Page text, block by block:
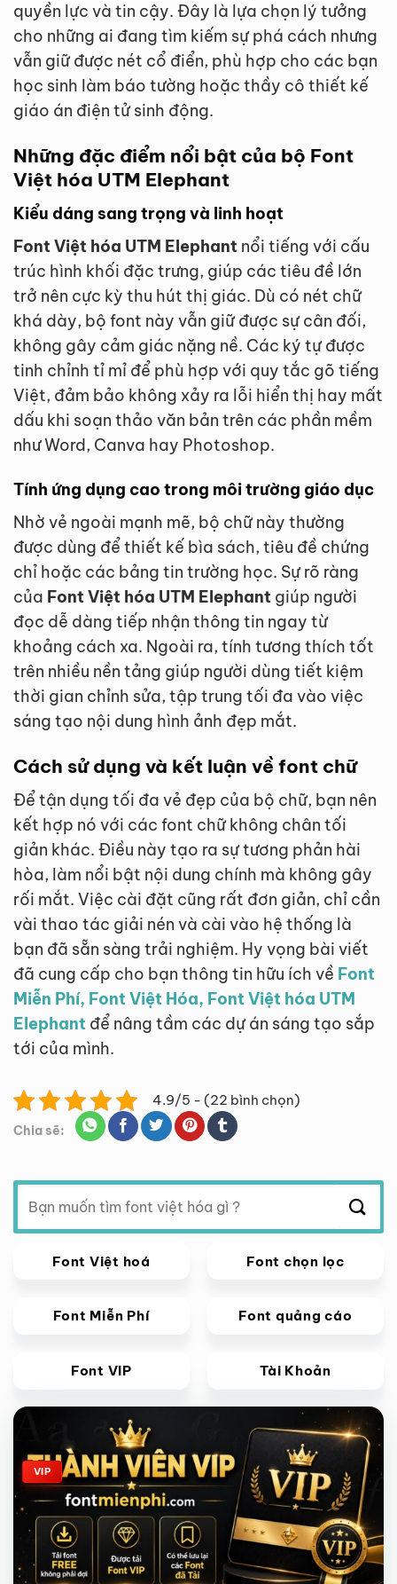
quyền lực và tin cậy. Đây là lựa chọn lý tưởng
cho những ai đang tìm kiếm sự phá cách nhưng
vẫn giữ được nét cổ điển, phù hợp cho các bạn
học sinh làm báo tường hoặc thầy cô thiết kế
giáo án điện tử sinh động.
Những đặc điểm nổi bật của bộ Font
Việt hóa UTM Elephant
Kiểu dáng sang trọng và linh hoạt
Font Việt hóa UTM Elephant nổi tiếng với cấu
trúc hình khối đặc trưng, giúp các tiêu đề lớn
trở nên cực kỳ thu hút thị giác. Dù có nét chữ
khá dày, bộ font này vẫn giữ được sự cân đối,
không gây cảm giác nặng nề. Các ký tự được
tinh chỉnh tỉ mỉ để phù hợp với quy tắc gõ tiếng
Việt, đảm bảo không xảy ra lỗi hiển thị hay mất
dấu khi soạn thảo văn bản trên các phần mềm
như Word, Canva hay Photoshop.
Tính ứng dụng cao trong môi trường giáo dục
Nhờ vẻ ngoài mạnh mẽ, bộ chữ này thường
được dùng để thiết kế bìa sách, tiêu đề chứng
chỉ hoặc các bảng tin trường học. Sự rõ ràng
của Font Việt hóa UTM Elephant giúp người
đọc dễ dàng tiếp nhận thông tin ngay từ
khoảng cách xa. Ngoài ra, tính tương thích tốt
trên nhiều nền tảng giúp người dùng tiết kiệm
thời gian chỉnh sửa, tập trung tối đa vào việc
sáng tạo nội dung hình ảnh đẹp mắt.
Cách sử dụng và kết luận về font chữ
Để tận dụng tối đa vẻ đẹp của bộ chữ, bạn nên
kết hợp nó với các font chữ không chân tối
giản khác. Điều này tạo ra sự tương phản hài
hòa, làm nổi bật nội dung chính mà không gây
rối mắt. Việc cài đặt cũng rất đơn giản, chỉ cần
vài thao tác giải nén và cài vào hệ thống là
bạn đã sẵn sàng trải nghiệm. Hy vọng bài viết
đã cung cấp cho bạn thông tin hữu ích về Font
Miễn Phí, Font Việt Hóa, Font Việt hóa UTM
Elephant để nâng tầm các dự án sáng tạo sắp
tới của mình.
4.9/5 - (22 bình chọn)
Chia sẽ:
Tìm
kiếm:
Font Việt hoá Font chọn lọc
Font Miễn Phí Font quảng cáo
Font VIP Tài Khoản
Giảm giá!
VIP